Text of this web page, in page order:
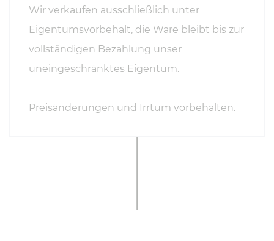
Wir verkaufen ausschließlich unter
Eigentumsvorbehalt, die Ware bleibt bis zur
vollständigen Bezahlung unser
uneingeschränktes Eigentum.
Preisänderungen und Irrtum vorbehalten.